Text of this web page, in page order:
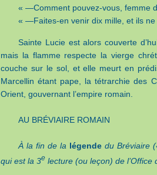
« —Comment pouvez-vous, femme
« —Faites-en venir dix mille, et ils
Sainte Lucie est alors couverte
mais la flamme respecte la vierge
couche sur le sol, et elle meurt en
Marcellin étant pape, la tétrarchie des
Orient, gouvernant l’empire romain.
AU BRÉVIAIRE ROMAIN
À la fin de la légendedu Bréviaire
qui est la 3e lecture (ou leçon) de